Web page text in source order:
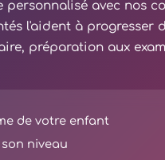
avec nos
l'aident à progresser
préparation aux
de votre enfant
niveau